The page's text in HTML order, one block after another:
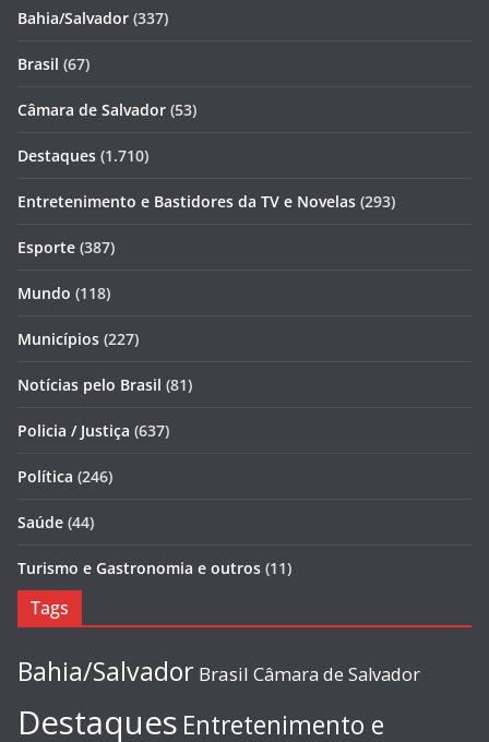
Bahia/Salvador (337)
Brasil (67)
Câmara de Salvador (53)
Destaques (1.710)
Entretenimento e Bastidores da TV e Novelas (293)
Esporte (387)
Mundo (118)
Municípios (227)
Notícias pelo Brasil (81)
Policia / Justiça (637)
Política (246)
Saúde (44)
Turismo e Gastronomia e outros (11)
Tags
Bahia/Salvador Brasil Câmara de Salvador
Destaques Entretenimento e